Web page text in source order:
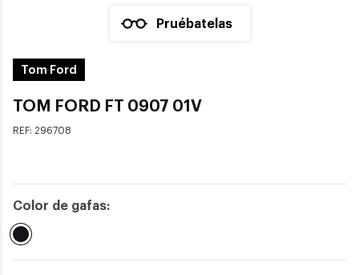
Pruébatelas
Tom Ford
TOM FORD FT 0907 01V
REF: 296708
Color de gafas: